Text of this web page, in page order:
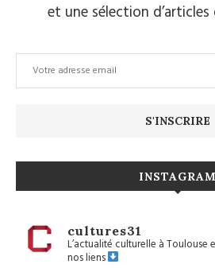
et une sélection
INSTAGRAM
cultures31
L’actualité culturelle à Toulouse
nos liens